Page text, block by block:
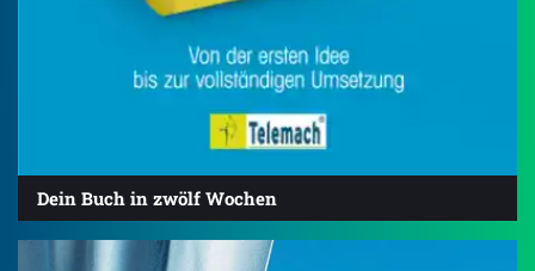
Dein Buch in zwölf Wochen